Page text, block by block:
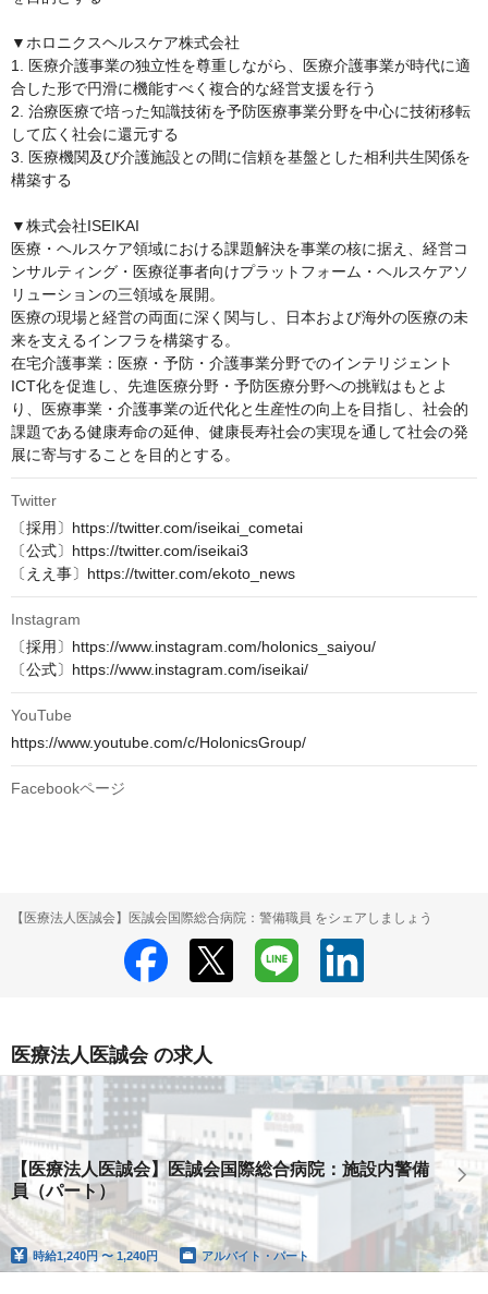
▼ホロニクスヘルスケア株式会社
1. 医療介護事業の独立性を尊重しながら、医療介護事業が時代に適
合した形で円滑に機能すべく複合的な経営支援を行う
2. 治療医療で培った知識技術を予防医療事業分野を中心に技術移転
して広く社会に還元する
3. 医療機関及び介護施設との間に信頼を基盤とした相利共生関係を
構築する
▼株式会社ISEIKAI
医療・ヘルスケア領域における課題解決を事業の核に据え、経営コ
ンサルティング・医療従事者向けプラットフォーム・ヘルスケアソ
リューションの三領域を展開。
医療の現場と経営の両面に深く関与し、日本および海外の医療の未
来を支えるインフラを構築する。
在宅介護事業：医療・予防・介護事業分野でのインテリジェント
ICT化を促進し、先進医療分野・予防医療分野への挑戦はもとよ
り、医療事業・介護事業の近代化と生産性の向上を目指し、社会的
課題である健康寿命の延伸、健康長寿社会の実現を通して社会の発
展に寄与することを目的とする。
Twitter
〔採用〕https://twitter.com/iseikai_cometai
〔公式〕https://twitter.com/iseikai3
〔ええ事〕https://twitter.com/ekoto_news
Instagram
〔採用〕https://www.instagram.com/holonics_saiyou/
〔公式〕https://www.instagram.com/iseikai/
YouTube
https://www.youtube.com/c/HolonicsGroup/
Facebookページ
【医療法人医誠会】医誠会国際総合病院：警備職員 をシェアしましょう
医療法人医誠会 の求人
【医療法人医誠会】医誠会国際総合病院：施設内警備
員（パート）
時給1,240円 〜 1,240円 アルバイト・パート